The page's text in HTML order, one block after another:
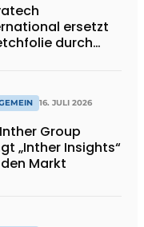
ersetzt
durch
16. JULI 2026
Group
„Inther Insights“
Markt